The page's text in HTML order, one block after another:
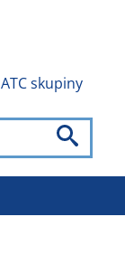
ATC skupiny